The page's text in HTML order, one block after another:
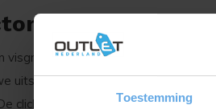
Toestemming
visgraat heeft veel weg van een
uitstraling. Het legpatroon is
click variant van deze vloer is